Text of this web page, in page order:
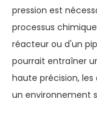
pression est
processus
réacteur ou d'un
pourrait entraîner
haute précision,
un environnement